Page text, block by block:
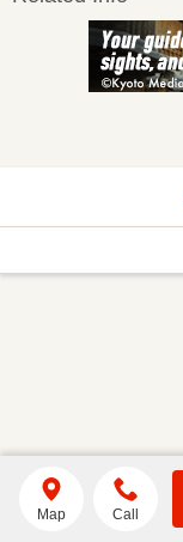
Map Call